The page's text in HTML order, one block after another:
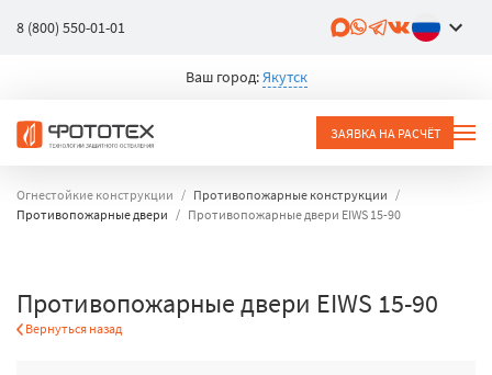
8 (800) 550-01-01
Ваш город:Якутск
ЗАЯВКА НА РАСЧЁТ
Огнестойкие конструкции
Противопожарные конструкции
Противопожарные двери
Противопожарные двери EIWS 15-90
Противопожарные двери EIWS 15-90
Вернуться назад